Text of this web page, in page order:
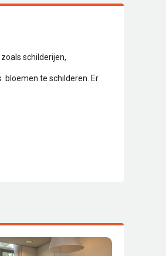
schilderijen,
bloemen te schilderen. Er